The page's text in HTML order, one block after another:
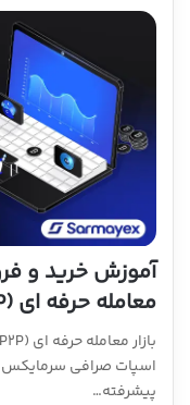
آموزش خرید و
معامله حرفه ای (P2P) سرمایکس
اسپات صرافی سرمایکس
پیشرفته…